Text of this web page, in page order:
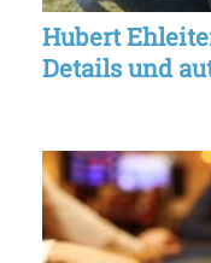
Hubert
Details und